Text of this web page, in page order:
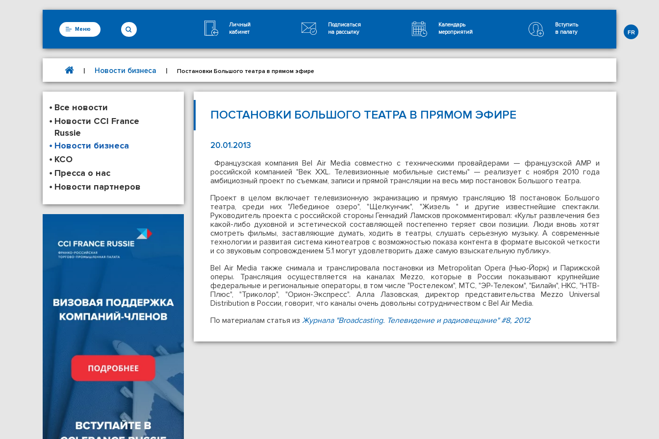
Меню
Личный
кабинет
Подписаться
на рассылку
Календарь
мероприятий
Вступить
в палату
FR
| Новости бизнеса | Постановки Большого театра в прямом эфире
Все новости
Новости CCI France
Russie
Новости бизнеса
КСО
Пресса о нас
Новости партнеров
ПОСТАНОВКИ БОЛЬШОГО ТЕАТРА В ПРЯМОМ ЭФИРЕ
20.01.2013
Французская компания Bel Air Media совместно с техническими провайдерами — французской AMP и
российской компанией "Век XXL. Телевизионные мобильные системы" — реализует с ноября 2010 года
амбициозный проект по съемкам, записи и прямой трансляции на весь мир постановок Большого театра.
Проект в целом включает телевизионную экранизацию и прямую трансляцию 18 постановок Большого
театра, среди них "Лебединое озеро", "Щелкунчик", "Жизель " и другие известнейшие спектакли.
Руководитель проекта с российской стороны Геннадий Ламсков прокомментировал: «Культ развлечения без
какой-либо духовной и эстетической составляющей постепенно теряет свои позиции. Люди вновь хотят
смотреть фильмы, заставляющие думать, ходить в театры, слушать серьезную музыку. А современные
технологии и развитая система кинотеатров с возможностью показа контента в формате высокой четкости
и со звуковым сопровождением 5.1 могут удовлетворить даже самую взыскательную публику».
Bel Air Media также снимала и транслировала постановки из Metropolitan Opera (Нью-Йорк) и Парижской
оперы. Трансляция осуществляется на каналах Mezzo, которые в России показывают крупнейшие
федеральные и региональные операторы, в том числе "Ростелеком", МТС, "ЭР-Телеком", "Билайн", НКС, "НТВ-
Плюс", "Триколор", "Орион-Экспресс". Алла Лазовская, директор представительства Mezzo Universal
Distribution в России, говорит, что каналы очень довольны сотрудничеством с Bel Air Media.
По материалам статья из Журнала "Broadcasting. Телевидение и радиовещание" #8, 2012